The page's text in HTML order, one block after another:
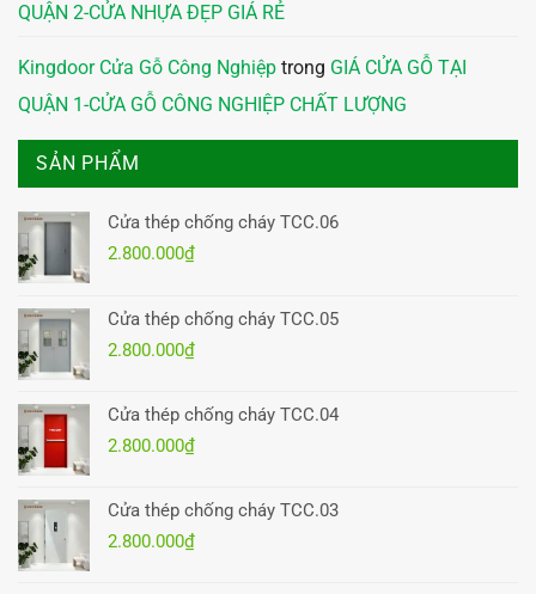
QUẬN 2-CỬA NHỰA ĐẸP GIÁ RẺ
Kingdoor Cửa Gỗ Công Nghiệp trong GIÁ CỬA GỖ TẠI
QUẬN 1-CỬA GỖ CÔNG NGHIỆP CHẤT LƯỢNG
SẢN PHẨM
Cửa thép chống cháy TCC.06
2.800.000₫
Cửa thép chống cháy TCC.05
2.800.000₫
Cửa thép chống cháy TCC.04
2.800.000₫
Cửa thép chống cháy TCC.03
2.800.000₫